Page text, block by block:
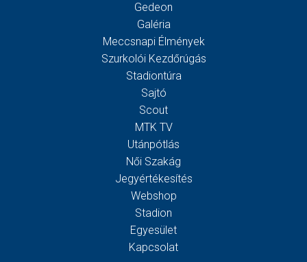
Gedeon
Galéria
Meccsnapi Élmények
Szurkolói Kezdőrúgás
Stadiontúra
Sajtó
Scout
MTK TV
Utánpótlás
Női Szakág
Jegyértékesítés
Webshop
Stadion
Egyesület
Kapcsolat